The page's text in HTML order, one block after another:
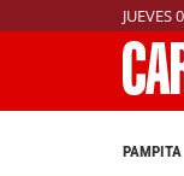
JUEVES
PAMPITA